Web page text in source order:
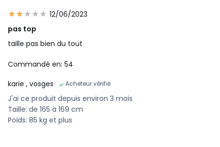
12/06/2023
pas top
taille pas bien du tout
Commandé en: 54
karie , vosges Acheteur vérifié
J'ai ce produit depuis environ 3 mois
Taille: de 165 à 169 cm
Poids: 85 kg et plus